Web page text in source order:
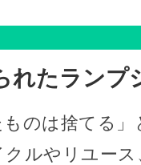
れたランプ
ものは捨てる
ルやリユー